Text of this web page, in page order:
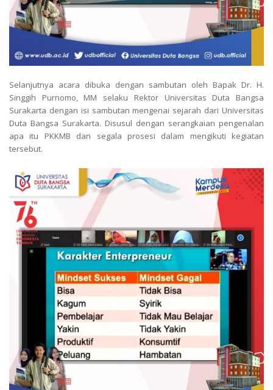
Selanjutnya acara dibuka dengan sambutan oleh Bapak Dr. H.
Singgih Purnomo, MM selaku Rektor Universitas Duta Bangsa
Surakarta dengan isi sambutan mengenai sejarah dari Universitas
Duta Bangsa Surakarta. Disusul dengan serangkaian pengenalan
apa itu PKKMB dan segala prosesi dalam mengikuti kegiatan
tersebut.